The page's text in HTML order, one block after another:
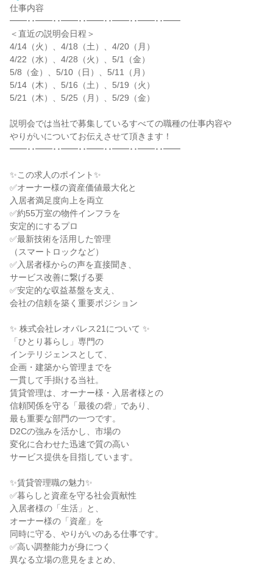
仕事内容
━━･･━━･･━━･･━━･･━━･･━━･･━━
＜直近の説明会日程＞
4/14（火）、4/18（土）、4/20（月）
4/22（水）、4/28（火）、5/1（金）
5/8（金）、5/10（日）、5/11（月）
5/14（木）、5/16（土）、5/19（火）
5/21（木）、5/25（月）、5/29（金）
説明会では当社で募集しているすべての職種の仕事内容や
やりがいについてお伝えさせて頂きます！
━━･･━━･･━━･･━━･･━━･･━━･･━━
✨この求人のポイント✨
✅オーナー様の資産価値最大化と
入居者満足度向上を両立
✅約55万室の物件インフラを
安定的にするプロ
✅最新技術を活用した管理
（スマートロックなど）
✅入居者様からの声を直接聞き、
サービス改善に繋げる要
✅安定的な収益基盤を支え、
会社の信頼を築く重要ポジション
✨ 株式会社レオパレス21について ✨
「ひとり暮らし」専門の
インテリジェンスとして、
企画・建築から管理までを
一貫して手掛ける当社。
賃貸管理は、オーナー様・入居者様との
信頼関係を守る「最後の砦」であり、
最も重要な部門の一つです。
D2Cの強みを活かし、市場の
変化に合わせた迅速で質の高い
サービス提供を目指しています。
✨賃貸管理職の魅力✨
✅暮らしと資産を守る社会貢献性
入居者様の「生活」と、
オーナー様の「資産」を
同時に守る、やりがいのある仕事です。
✅高い調整能力が身につく
異なる立場の意見をまとめ、